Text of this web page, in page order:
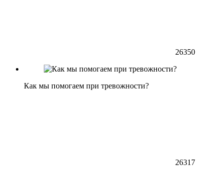
26350
Как мы помогаем при тревожности?
26317